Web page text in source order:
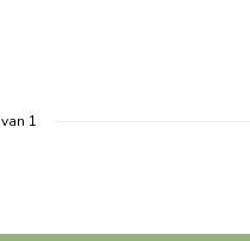
van 1